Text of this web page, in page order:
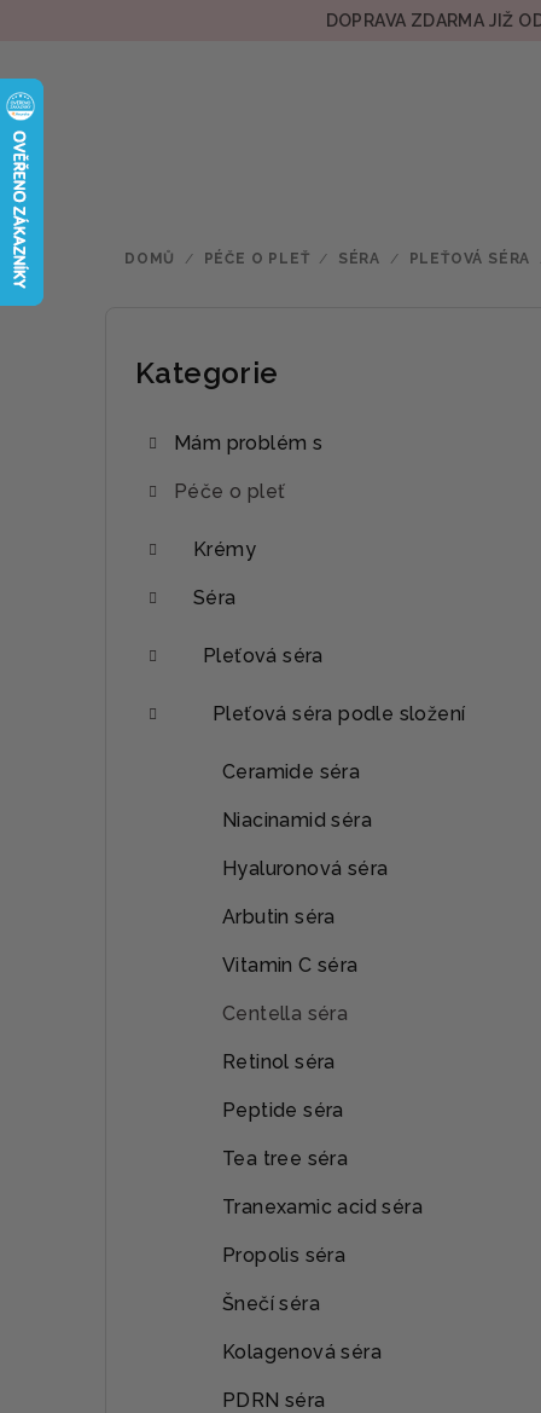
DOPRAVA ZDARMA JIŽ
DOMŮ / PÉČE O PLEŤ / SÉRA / PLEŤOVÁ SÉRA
Přeskočit
Kategorie
Mám problém s
Péče o pleť
Krémy
Séra
Pleťová séra
Pleťová séra podle složení
Ceramide séra
Niacinamid séra
Hyaluronová séra
Arbutin séra
Vitamin C séra
Centella séra
Retinol séra
Peptide séra
Tea tree séra
Tranexamic acid séra
Propolis séra
Šnečí séra
Kolagenová séra
PDRN séra